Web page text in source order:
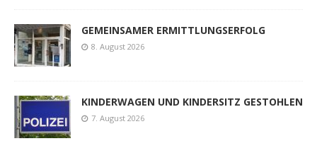
GEMEINSAMER ERMITTLUNGSERFOLG
8. August 2026
KINDERWAGEN UND KINDERSITZ GESTOHLEN
7. August 2026